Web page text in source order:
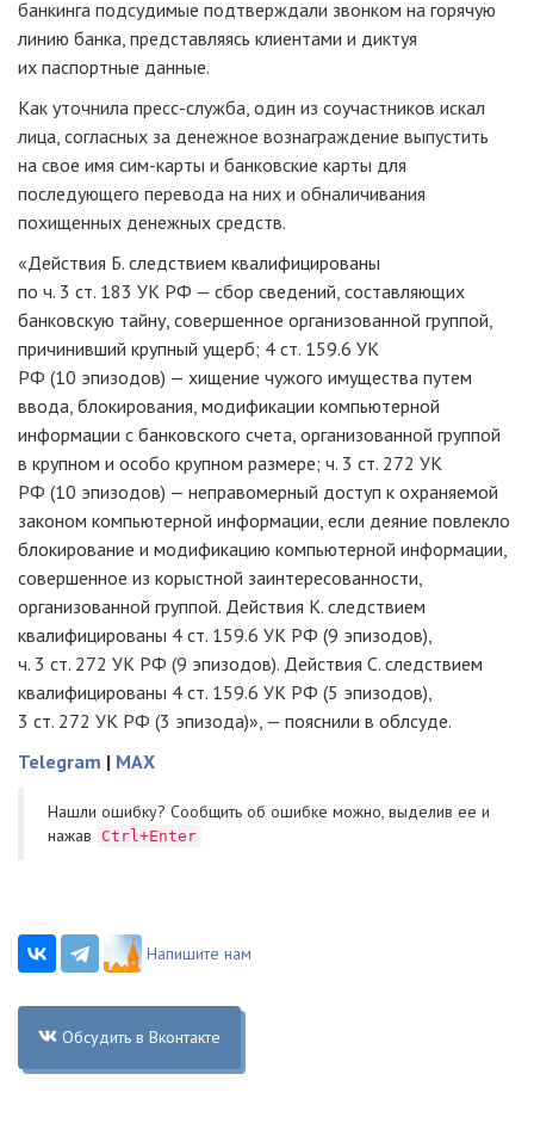
банкинга подсудимые подтверждали звонком на горячую
линию банка, представляясь клиентами и диктуя
их паспортные данные.
Как уточнила пресс-служба, один из соучастников искал
лица, согласных за денежное вознаграждение выпустить
на свое имя сим-карты и банковские карты для
последующего перевода на них и обналичивания
похищенных денежных средств.
«Действия Б. следствием квалифицированы
по ч. 3 ст. 183 УК РФ — сбор сведений, составляющих
банковскую тайну, совершенное организованной группой,
причинивший крупный ущерб; 4 ст. 159.6 УК
РФ (10 эпизодов) — хищение чужого имущества путем
ввода, блокирования, модификации компьютерной
информации с банковского счета, организованной группой
в крупном и особо крупном размере; ч. 3 ст. 272 УК
РФ (10 эпизодов) — неправомерный доступ к охраняемой
законом компьютерной информации, если деяние повлекло
блокирование и модификацию компьютерной информации,
совершенное из корыстной заинтересованности,
организованной группой. Действия К. следствием
квалифицированы 4 ст. 159.6 УК РФ (9 эпизодов),
ч. 3 ст. 272 УК РФ (9 эпизодов). Действия С. следствием
квалифицированы 4 ст. 159.6 УК РФ (5 эпизодов),
3 ст. 272 УК РФ (3 эпизода)», — пояснили в облсуде.
Telegram | MAX
Нашли ошибку? Cообщить об ошибке можно, выделив ее и
нажав
Ctrl+Enter
Напишите нам
Обсудить в Вконтакте